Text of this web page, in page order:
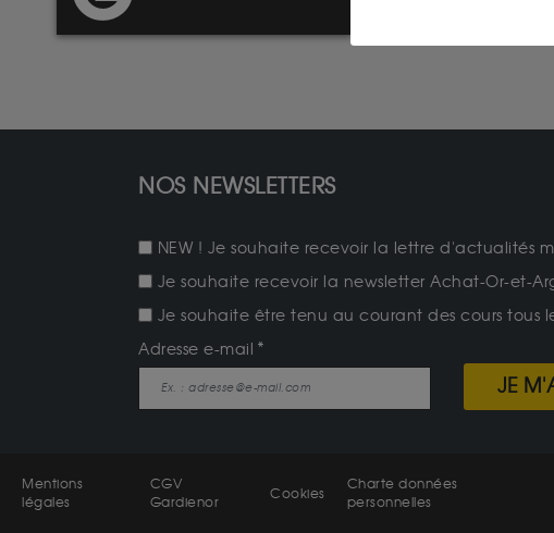
NOS NEWSLETTERS
NEW ! Je souhaite recevoir la lettre d'actualités
Je souhaite recevoir la newsletter Achat-Or-et-
Je souhaite être tenu au courant des cours tous
Adresse e-mail
JE
Mentions
légales
CGV
Gardienor
Cookies
Charte données
personnelles